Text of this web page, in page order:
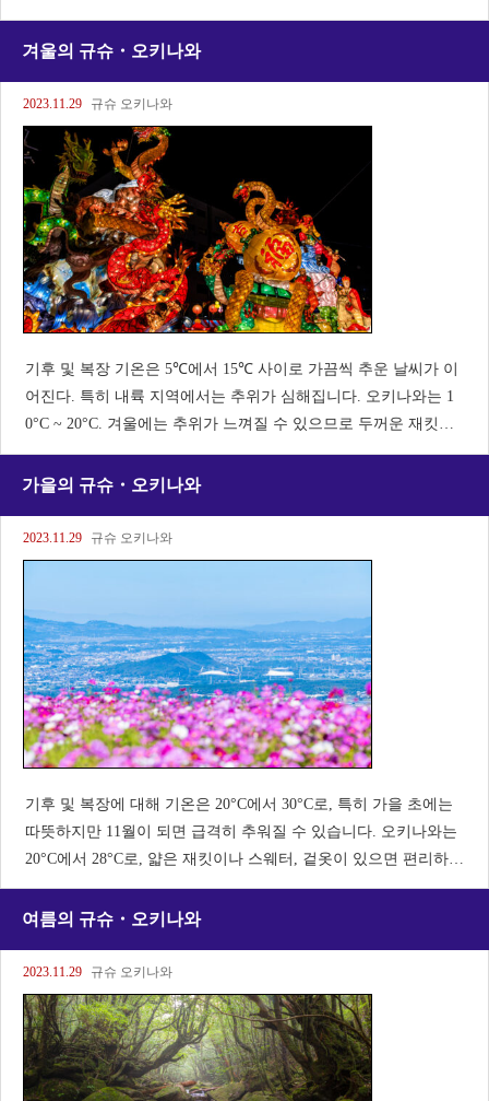
라) 「일본 3대 벚꽃의 명소」의 하나. 3만 그루의 벚꽃이 산 전체
를 덮습니다. 4월 하순에 보고
겨울의 규슈・오키나와
2023.11.29 규슈 오키나와
기후 및 복장 기온은 5℃에서 15℃ 사이로 가끔씩 추운 날씨가 이
어진다. 특히 내륙 지역에서는 추위가 심해집니다. 오키나와는 1
0°C ~ 20°C. 겨울에는 추위가 느껴질 수 있으므로 두꺼운 재킷이
나 스웨터를 준비해 오면 안심할 수 있습니다. 복장: 울 소재의 코
트, 두꺼운 스웨터나 재킷, 장갑
가을의 규슈・오키나와
2023.11.29 규슈 오키나와
기후 및 복장에 대해 기온은 20°C에서 30°C로, 특히 가을 초에는
따뜻하지만 11월이 되면 급격히 추워질 수 있습니다. 오키나와는
20°C에서 28°C로, 얇은 재킷이나 스웨터, 겉옷이 있으면 편리하
다. 긴팔 셔츠나 얇은 스웨터, 청바지나 가벼운 바지가 적합하다.
여름의 규슈・오키나와
2023.11.29 규슈 오키나와